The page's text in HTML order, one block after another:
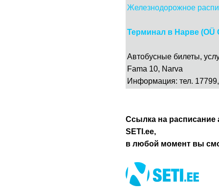
Железнодорожное
Терминал в Нарве (OÜ
Автобусные билеты,
Fama 10, Narva
Информация: тел.
Ссылка на расписание
SETI.ее,
в любой момент вы